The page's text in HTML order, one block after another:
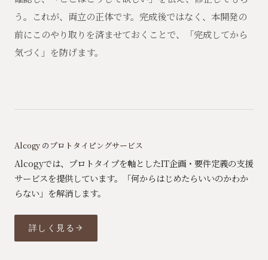
う。これが、両立の正体です。完成後ではなく、本開発の
前にこのやり取りを済ませておくことで、「完成してから
気づく」を防げます。
Alcogy のプロトタイピングサービス
Alcogyでは、プロトタイプを軸としたIT企画・要件定義の支援
サービスを提供しています。「何からはじめたらいいのかわか
らない」を解消します。
詳しく見る